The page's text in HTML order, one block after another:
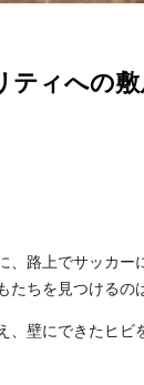
ィへの
、路上でサッカ
ちを見つけるの
、壁にできたヒ